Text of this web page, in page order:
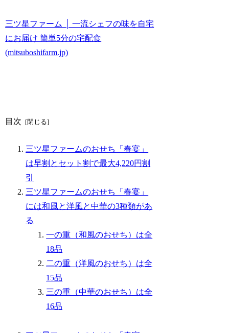
三ツ星ファーム │ 一流シェフの味を自宅
にお届け 簡単5分の宅配食
(mitsuboshifarm.jp)
目次
三ツ星ファームのおせち「春宴」
は早割とセット割で最大4,220円割
引
三ツ星ファームのおせち「春宴」
には和風と洋風と中華の3種類があ
る
一の重（和風のおせち）は全
18品
二の重（洋風のおせち）は全
15品
三の重（中華のおせち）は全
16品